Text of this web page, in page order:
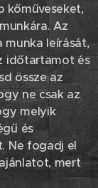
kőműveseket,
Az
munka leírását,
időtartamot és
össze az
ne csak az
melyik
és
Ne fogadj el
mert